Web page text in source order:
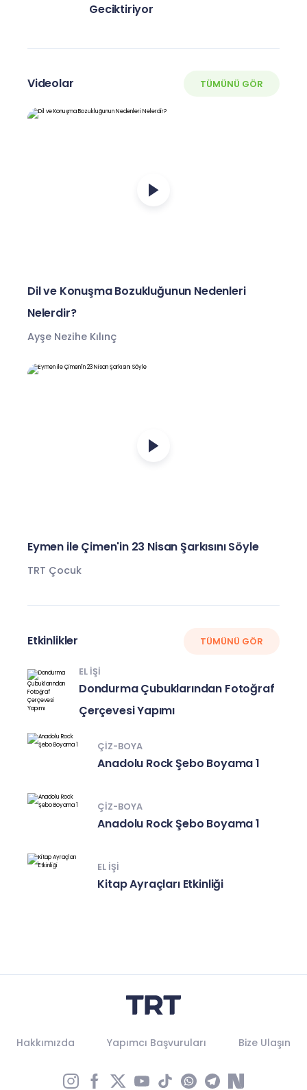
Geciktiriyor
Videolar TÜMÜNÜ GÖR
Dil ve Konuşma Bozukluğunun Nedenleri
Nelerdir?
Ayşe Nezihe Kılınç
Eymen ile Çimen'in 23 Nisan Şarkısını Söyle
TRT Çocuk
Etkinlikler TÜMÜNÜ GÖR
EL IŞI
Dondurma Çubuklarından Fotoğraf
Çerçevesi Yapımı
ÇIZ-BOYA
Anadolu Rock Şebo Boyama 1
ÇIZ-BOYA
Anadolu Rock Şebo Boyama 1
EL IŞI
Kitap Ayraçları Etkinliği
Hakkımızda Yapımcı Başvuruları Bize Ulaşın